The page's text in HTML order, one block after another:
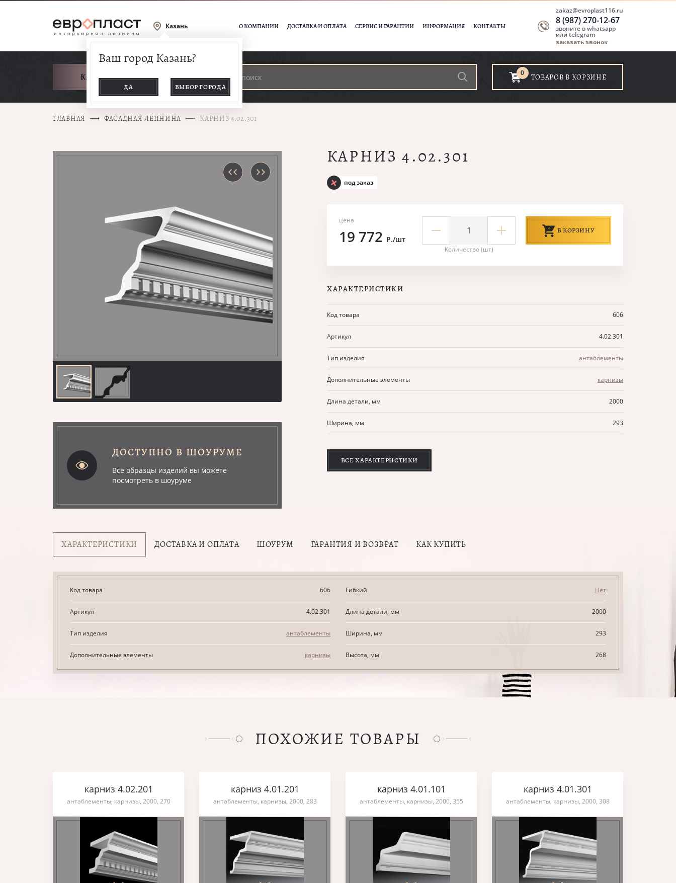
Казань О КОМПАНИИ ДОСТАВКА И ОПЛАТА СЕРВИС И ГАРАНТИИ ИНФОРМАЦИЯ КОНТАКТЫ
zakaz@evroplast116.ru
8 (987) 270-12-67
звоните в whatsapp
или telegram
заказать звонок
Ваш город Казань?
ДА ВЫБОР ГОРОДА
КАТАЛОГ ТОВАРОВ 0 ТОВАРОВ В КОРЗИНЕ
ГЛАВНАЯ ФАСАДНАЯ ЛЕПНИНА КАРНИЗ 4.02.301
ДОСТУПНО В ШОУРУМЕ
Все образцы изделий вы можете
посмотреть в шоуруме
КАРНИЗ 4.02.301
под заказ
цена
19 772 Р./шт
Количество (шт)
В КОРЗИНУ
ХАРАКТЕРИСТИКИ
Код товара 606
Артикул 4.02.301
Тип изделия антаблементы
Дополнительные элементы карнизы
Длина детали, мм 2000
Ширина, мм 293
ВСЕ ХАРАКТЕРИСТИКИ
ХАРАКТЕРИСТИКИ ДОСТАВКА И ОПЛАТА ШОУРУМ ГАРАНТИЯ И ВОЗВРАТ КАК КУПИТЬ
Код товара 606
Артикул 4.02.301
Тип изделия антаблементы
Дополнительные элементы карнизы
Гибкий Нет
Длина детали, мм 2000
Ширина, мм 293
Высота, мм 268
ПОХОЖИЕ ТОВАРЫ
карниз 4.02.201
антаблементы, карнизы, 2000, 270
карниз 4.01.201
антаблементы, карнизы, 2000, 283
карниз 4.01.101
антаблементы, карнизы, 2000, 355
карниз 4.01.301
антаблементы, карнизы, 2000, 308